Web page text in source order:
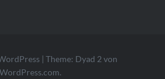
| Theme: Dyad 2 von
WordPress.com.